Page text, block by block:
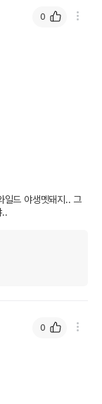
일드 야생멧돼지.. 그
..
0
0